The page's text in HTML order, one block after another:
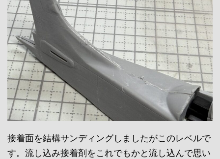
接着面を結構サンディングしましたがこのレベルで
す。流し込み接着剤をこれでもかと流し込んで思い